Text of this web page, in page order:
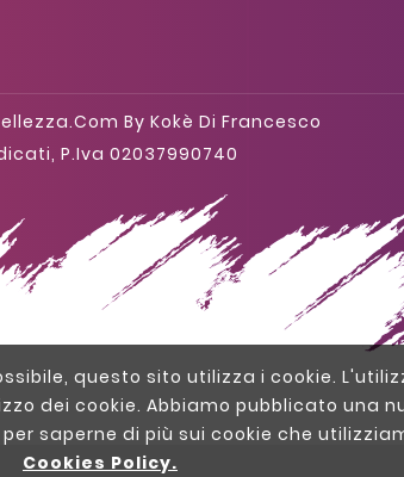
questo sito utilizza i cookie.
dei cookie. Abbiamo pubblicato una
saperne di più sui cookie che
Cookies Policy.
By Kokè Di Francesco
P.iva 02037990740